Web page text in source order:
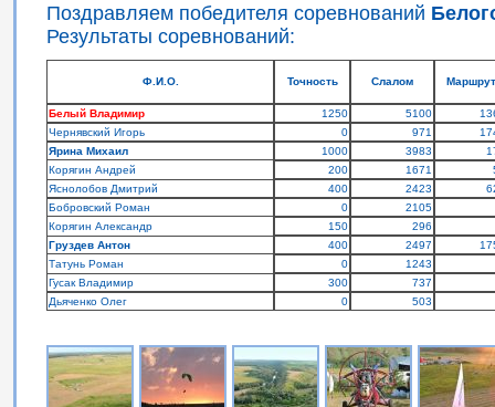
Поздравляем победителя соревнований
Результаты соревнований:
Ф.И.О. Точность Слалом Маршрут
Белый Владимир 1250 5100
Чернявский Игорь
0 971
Ярина Михаил
1000 3983
Корягин Андрей
200 1671
Яснолобов Дмитрий
400 2423
Бобровский Роман
0
2105
Корягин Александр
150
296
Груздев Антон
400 2497
Татунь Роман
0
1243
Гусак Владимир
300
737
Дьяченко Олег
0 503